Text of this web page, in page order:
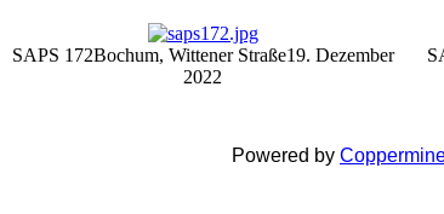
SAPS 172Bochum, Wittener Straße19. Dezember
2022
Powered by